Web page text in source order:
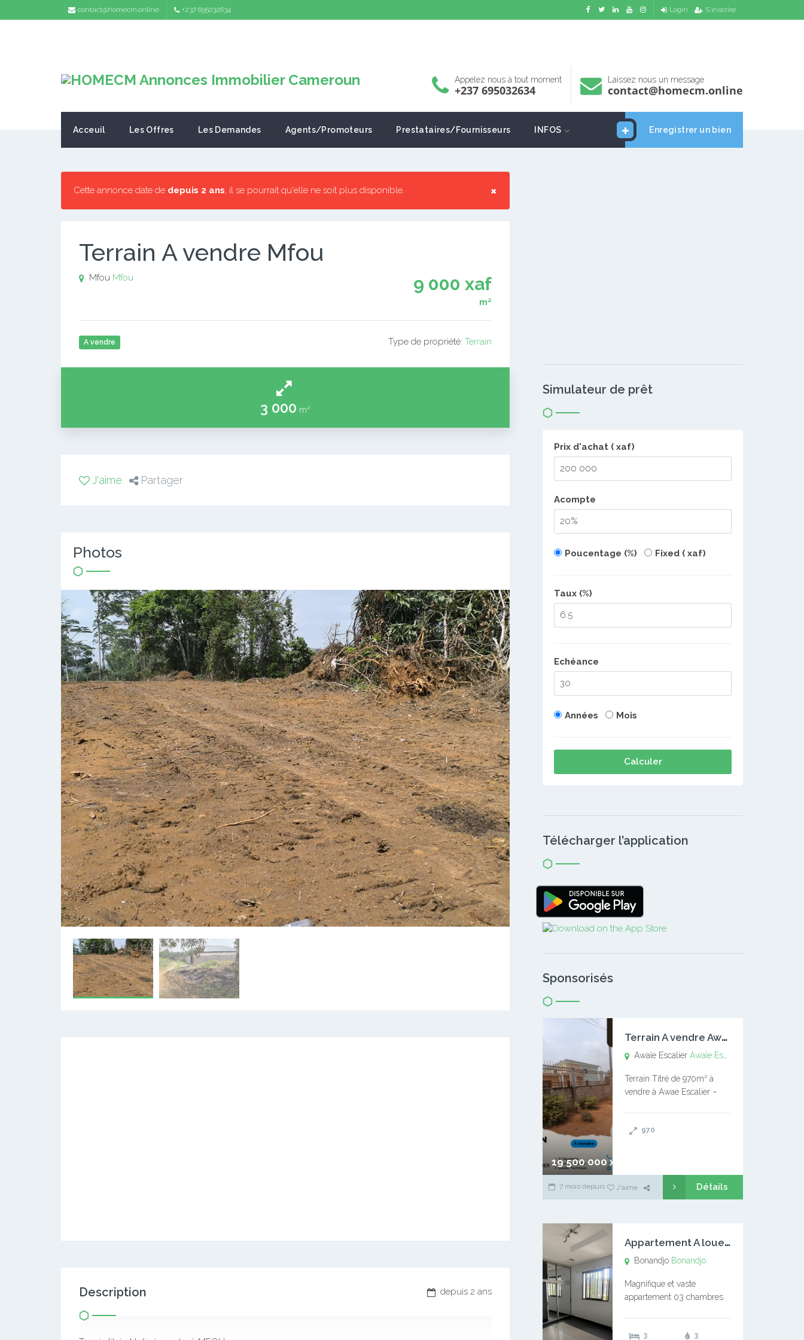
contact@homecm.online +237 695032634 Login S'inscrire
Appelez nous à tout moment
+237 695032634
Laissez nous un message
contact@homecm.online
Enregistrer un bien
Acceuil Les Offres Les Demandes Agents/Promoteurs Prestataires/Fournisseurs INFOS
×
Cette annonce date de depuis 2 ans, il se pourrait qu'elle ne soit plus disponible.
Terrain A vendre Mfou
9 000 xaf
m²
Mfou Mfou
A vendre Type de propriété: Terrain
3 000 m²
J'aime Partager
Photos
depuis 2 ans
Description
Simulateur de prêt
Prix d'achat ( xaf)
Acompte
Poucentage (%) Fixed ( xaf)
Taux (%)
Echéance
Années Mois
Calculer
Télécharger l’application
Sponsorisés
19 500 000 xaf
T
errain A vendre Awaïe Escalier
Awaïe EscalierAwaïe Escalier
Terrain Titré de 970m² à
vendre à Awae Escalier –
l’Université Catholique –
970
7 mois depuis J'aime Détails
A
ppartement A louer Bonandjo
Bonandjo Bonandjo
Magnifique et vaste
appartement 03 chambres
douches 01 vaste salon 01
3
3